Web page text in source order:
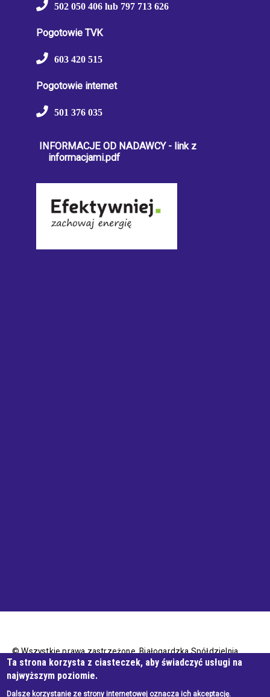
502 050 406 lub 797 713 626
Pogotowie TVK
603 420 515
Pogotowie internet
501 376 035
INFORMACJE OD NADAWCY - link z
informacjami.pdf
© Wszystkie prawa zastrzeżone, Białogardzka Spółdzielnia
Mieszkaniowa
Ta strona korzysta z ciasteczek, aby świadczyć usługi na
najwyższym poziomie.
Dalsze korzystanie ze strony internetowej oznacza ich akceptację.